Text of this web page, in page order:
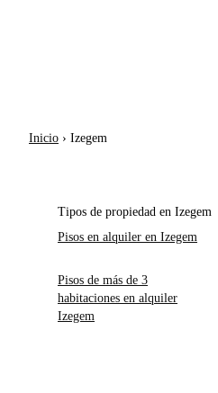
Inicio › Izegem
Tipos de propiedad en Izegem
Pisos en alquiler en Izegem
Pisos de más de 3
habitaciones en alquiler
Izegem